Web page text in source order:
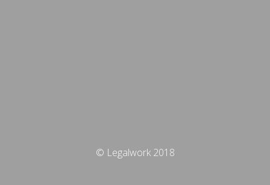
© Legalwork 2018